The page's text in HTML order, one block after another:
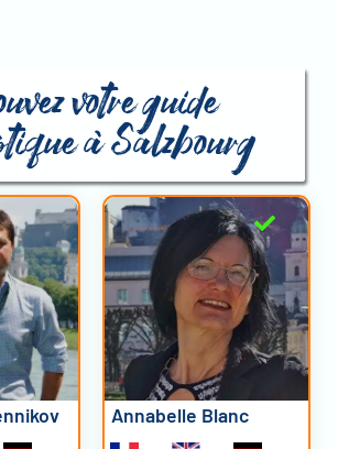
votre guide
à Salzbourg
Annabelle Blanc